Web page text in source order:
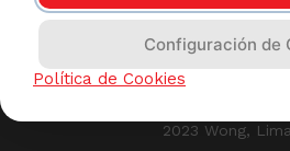
Esta tienda usa Niubiz para
2023 Wong,
Configuración de
Política de Cookies